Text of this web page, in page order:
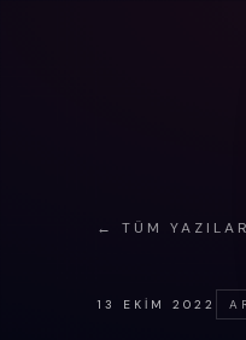
← TÜM YAZILAR
13 EKIM 2022